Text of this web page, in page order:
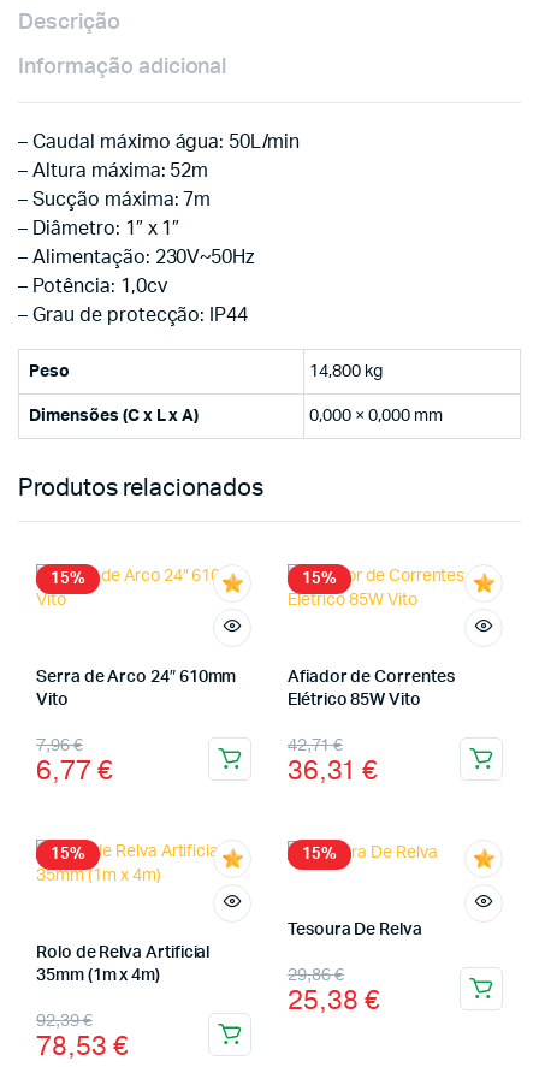
Descrição
Informação adicional
– Caudal máximo água: 50L/min
– Altura máxima: 52m
– Sucção máxima: 7m
– Diâmetro: 1″ x 1″
– Alimentação: 230V~50Hz
– Potência: 1,0cv
– Grau de protecção: IP44
Peso 14,800 kg
Dimensões (C x L x A) 0,000 × 0,000 mm
Produtos relacionados
15%
Serra de Arco 24″ 610mm
Vito
7,96€
6,77 €
15%
Afiador de Correntes
Elétrico 85W Vito
42,71€
36,31 €
15%
Rolo de Relva Artificial
35mm (1m x 4m)
92,39€
78,53 €
15%
Tesoura De Relva
29,86€
25,38 €